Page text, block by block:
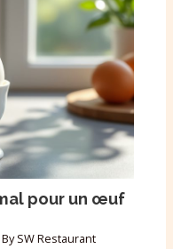
pour un œuf
SW Restaurant